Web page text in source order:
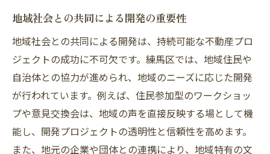
地域社会との共同による開発の重要性
地域社会との共同による開発は、持続可能な不動産プロ
ジェクトの成功に不可欠です。練馬区では、地域住民や
自治体との協力が進められ、地域のニーズに応じた開発
が行われています。例えば、住民参加型のワークショッ
プや意見交換会は、地域の声を直接反映する場として機
能し、開発プロジェクトの透明性と信頼性を高めます。
また、地元の企業や団体との連携により、地域特有の文